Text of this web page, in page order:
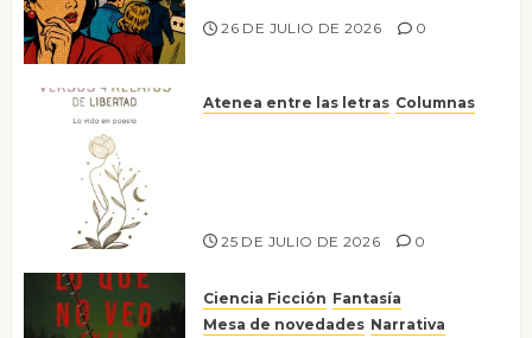
26 DE JULIO DE 2026 0
Atenea entre las letras Columnas
25 DE JULIO DE 2026 0
Ciencia Ficción Fantasía
Mesa de novedades Narrativa